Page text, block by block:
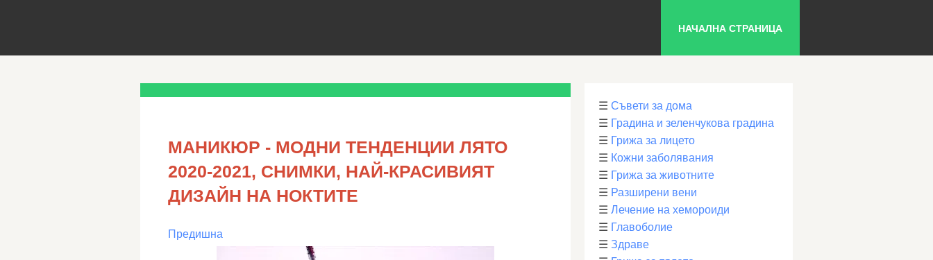
НАЧАЛНА СТРАНИЦА
МАНИКЮР - МОДНИ ТЕНДЕНЦИИ ЛЯТО
2020-2021, СНИМКИ, НАЙ-КРАСИВИЯТ
ДИЗАЙН НА НОКТИТЕ
Предишна
☰ Съвети за дома
☰ Градина и зеленчукова градина
☰ Грижа за лицето
☰ Кожни заболявания
☰ Грижа за животните
☰ Разширени вени
☰ Лечение на хемороиди
☰ Главоболие
☰ Здраве